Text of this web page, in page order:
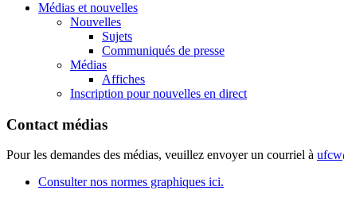
Médias et nouvelles
Nouvelles
Sujets
Communiqués de presse
Médias
Affiches
Inscription pour nouvelles en direct
Contact médias
Pour les demandes des médias, veuillez envoyer un courriel à
Consulter nos normes graphiques ici.